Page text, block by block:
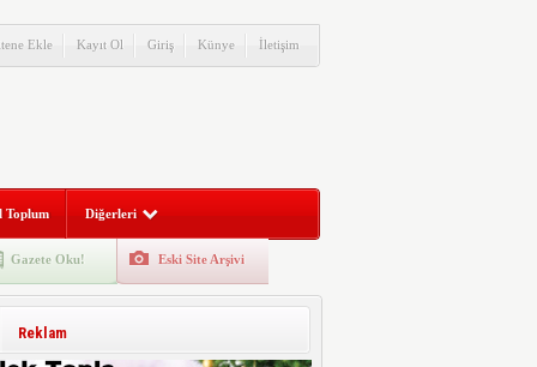
Ekle Kayıt Ol Giriş Künye İletişim
Toplum Diğerleri
Gazete Oku! Eski Site Arşivi
Reklam